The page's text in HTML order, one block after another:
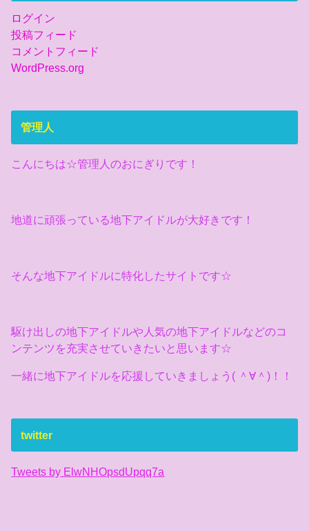
ログイン
投稿フィード
コメントフィード
WordPress.org
管理人
こんにちは☆管理人のおにぎりです！
地道に頑張っている地下アイドルが大好きです！
そんな地下アイドルに特化したサイトです☆
駆け出しの地下アイドルや人気の地下アイドルなどのコ
ンテンツを充実させていきたいと思います☆
一緒に地下アイドルを応援していきましょう( ＾∀＾)！！
twitter
Tweets by ElwNHOpsdUpqq7a